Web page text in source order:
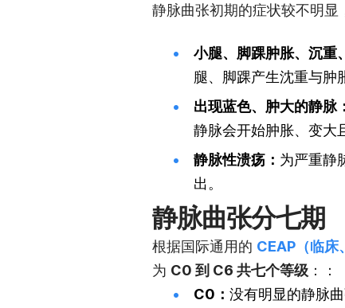
静脉曲张初期的症状较不明显
小腿、脚踝肿胀、沉重
腿、脚踝产生沈重与肿
出现蓝色、肿大的静脉：
静脉会开始肿胀、变大
静脉性溃疡： 为严重静
出。
静脉曲张分七期
根据国际通用的 CEAP（临床
为 C0 到 C6 共七个等级 ：：
C0： 没有明显的静脉